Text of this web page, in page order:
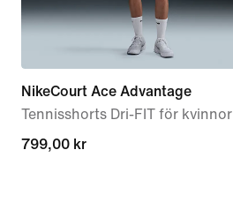
NikeCourt Ace Advantage
Tennisshorts Dri-FIT för kvinnor
799,00 kr
799,00 kr